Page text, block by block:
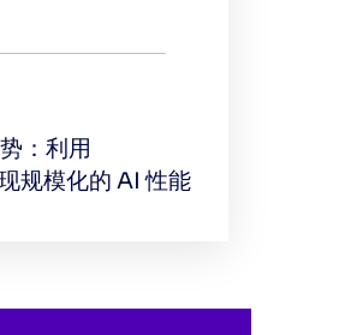
：利用
规模化的 AI 性能